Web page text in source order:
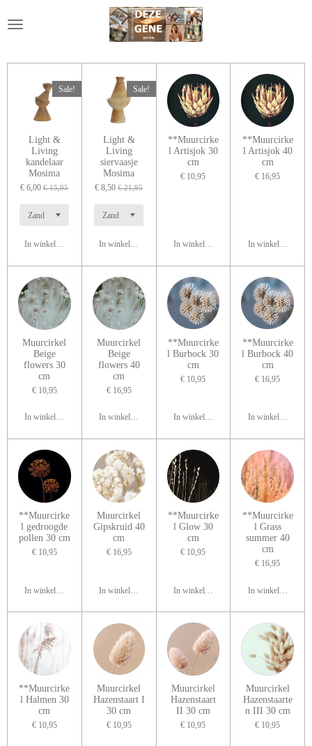
direct
hoofdinhoud
Sale!
Light &
Living
kandelaar
Mosima
€ 6,00 € 15,95
In winkelwagen
Sale!
Light &
Living
siervaasje
Mosima
€ 8,50 € 21,95
In winkelwagen
**Muurcirke
l Artisjok 30
cm
€ 10,95
In winkelwagen
**Muurcirke
l Artisjok 40
cm
€ 16,95
In winkelwagen
Muurcirkel
Beige
flowers 30
cm
€ 10,95
In winkelwagen
Muurcirkel
Beige
flowers 40
cm
€ 16,95
In winkelwagen
**Muurcirke
l Burbock 30
cm
€ 10,95
In winkelwagen
**Muurcirke
l Burbock 40
cm
€ 16,95
In winkelwagen
**Muurcirke
l gedroogde
pollen 30 cm
€ 10,95
In winkelwagen
Muurcirkel
Gipskruid 40
cm
€ 16,95
In winkelwagen
**Muurcirke
l Glow 30
cm
€ 10,95
In winkelwagen
**Muurcirke
l Grass
summer 40
cm
€ 16,95
In winkelwagen
**Muurcirke
l Halmen 30
cm
€ 10,95
Muurcirkel
Hazenstaart I
30 cm
€ 10,95
Muurcirkel
Hazenstaart
II 30 cm
€ 10,95
Muurcirkel
Hazenstaarte
n III 30 cm
€ 10,95